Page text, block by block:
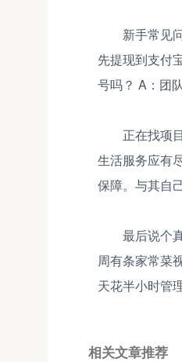
新手常见
先提现到支付
号吗？ A：团
正在找项
生活服务应有
保障。与其自
最后说个
周有条家常菜
天花半小时管
相关文章推荐